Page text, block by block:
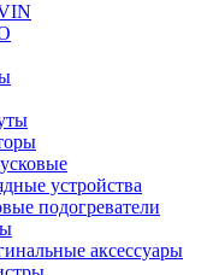
устройства
подогреватели
аксессуары